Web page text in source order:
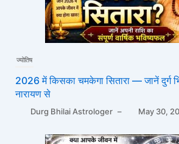
ज्योतिष
2026 में किसका चमकेगा सितारा — जानें दुर्ग
नारायण से
Durg Bhilai Astrologer – May 30,